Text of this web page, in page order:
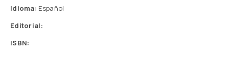
Idioma: Español
Editorial:
ISBN: